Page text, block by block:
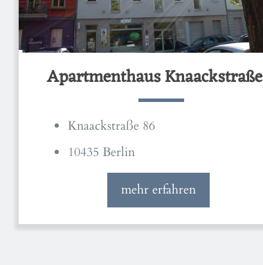
Apartmenthaus Knaackstraße
Knaackstraße 86
10435 Berlin
mehr erfahren